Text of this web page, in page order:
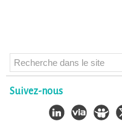
Suivez-nous